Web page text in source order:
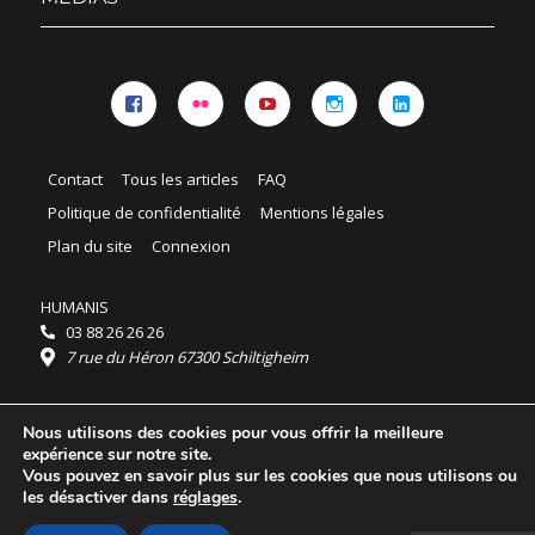
Contact Tous les articles
FAQ
Politique de confidentialité
Mentions légales
Plan du site
Connexion
HUMANIS
03 88 26 26 26
7 rue du Héron 67300 Schiltigheim
Horaires :
HUMANIS : du lundi au vendredi 9h - 18h
Ordidocaz : du lundi au vendredi 8h - 19h
© 2025 HUMANIS, tous droits réservés.
Licence Creative Commons Attribution 4.0
Nous utilisons des cookies pour vous offrir la meilleure
expérience sur notre site.
Vous pouvez en savoir plus sur les cookies que nous utilisons ou
les désactiver dans réglages.